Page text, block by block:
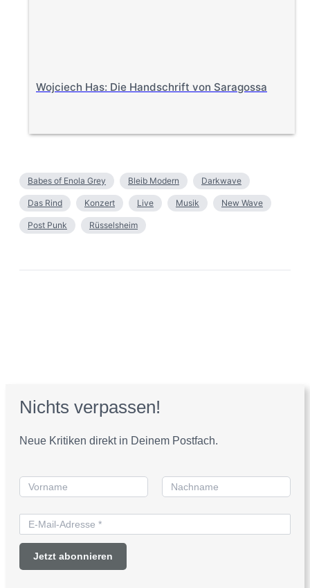
Wojciech Has: Die Handschrift von Saragossa
Babes of Enola Grey Bleib Modern Darkwave
Das Rind Konzert Live Musik New Wave
Post Punk Rüsselsheim
Nichts verpassen!
Neue Kritiken direkt in Deinem Postfach.